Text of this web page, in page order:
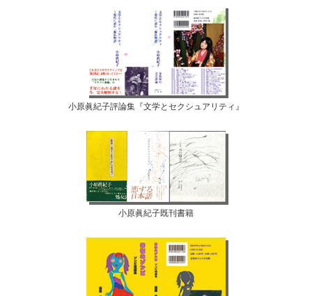
小原眞紀子評論集『文学とセクシュアリティ』
小原眞紀子既刊書籍